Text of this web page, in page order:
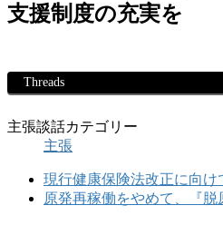
支援制度の充実を
Threads
主張談話カテゴリー
主張
現行健康保険法改正に向け
原発再稼働をやめて、『